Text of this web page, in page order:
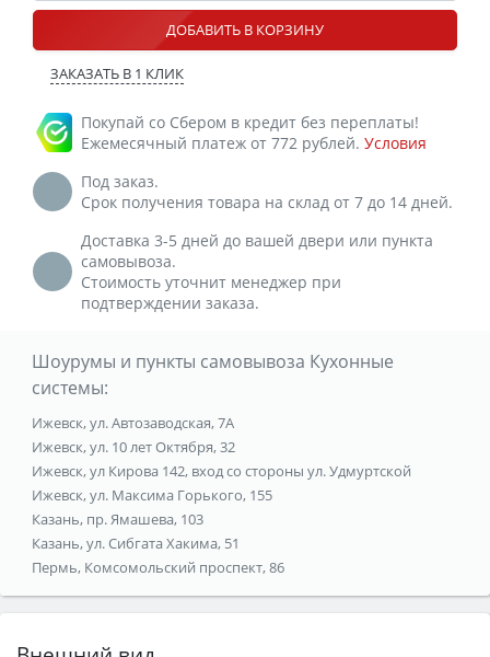
ДОБАВИТЬ В КОРЗИНУ
ЗАКАЗАТЬ В 1 КЛИК
Покупай со Сбером в кредит без переплаты!
Ежемесячный платеж от 772 рублей. Условия
Под заказ.
Срок получения товара на склад от 7 до 14 дней.
Доставка 3-5 дней до вашей двери или пункта
самовывоза.
Стоимость уточнит менеджер при
подтверждении заказа.
Шоурумы и пункты самовывоза Кухонные
системы:
Ижевск, ул. Автозаводская, 7А
Ижевск, ул. 10 лет Октября, 32
Ижевск, ул Кирова 142, вход со стороны ул. Удмуртской
Ижевск, ул. Максима Горького, 155
Казань, пр. Ямашева, 103
Казань, ул. Сибгата Хакима, 51
Пермь, Комсомольский проспект, 86